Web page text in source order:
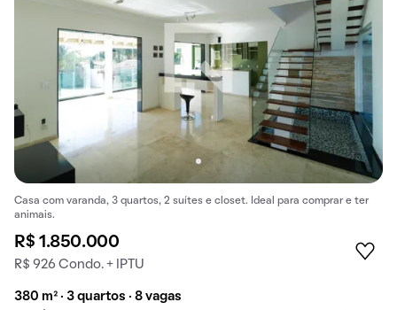
Casa com varanda, 3 quartos, 2 suítes e closet. Ideal para comprar e ter
animais.
R$ 1.850.000
R$ 926 Condo. + IPTU
380 m² · 3 quartos · 8 vagas